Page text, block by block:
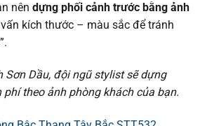
nên dựng phối cảnh trước bằng ảnh
kích thước – màu sắc để tránh
Sơn Dầu, đội ngũ stylist sẽ dựng
theo ảnh phòng khách của bạn.